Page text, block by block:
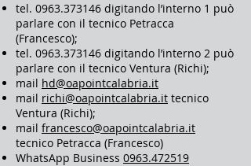
tel. 0963.373146 digitando l’interno 1 può
parlare con il tecnico Petracca
(Francesco);
tel. 0963.373146 digitando l’interno 2 può
parlare con il tecnico Ventura (Richi);
mail hd@oapointcalabria.it
mail richi@oapointcalabria.it tecnico
Ventura (Richi);
mail francesco@oapointcalabria.it
tecnico Petracca (Francesco)
WhatsApp Business 0963.472519